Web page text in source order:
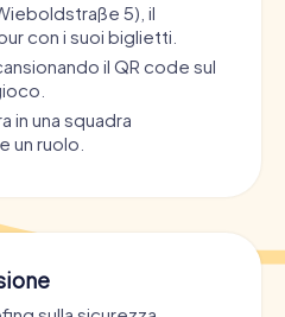
5), il
con i suoi biglietti.
il QR code sul
in una squadra
un ruolo.